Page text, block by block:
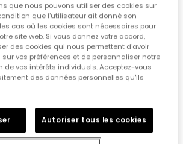
Grenouillère bébé coton jaune
Ensemble bébé t-shirt et pantalon coton
35,95 €
17,95 €
-50%
que nous pouvons utiliser des cookies sur
que l'utilisateur ait donné son
cas où les cookies sont nécessaires pour
site web. Si vous donnez votre accord,
des cookies qui nous permettent d'avoir
vos préférences et de personnaliser notre
de vos intérêts individuels. Acceptez-vous
des données personnelles qu'ils
Autoriser tous les cookies